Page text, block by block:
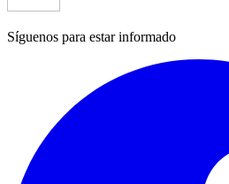
Síguenos para estar informado